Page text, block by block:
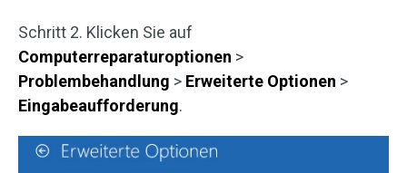
Schritt 2. Klicken Sie auf
Computerreparaturoptionen >
Problembehandlung > Erweiterte Optionen >
Eingabeaufforderung.